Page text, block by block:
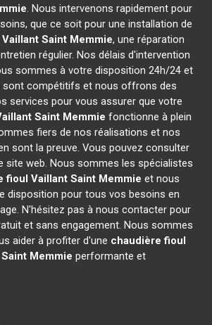
. Nous intervenons rapidement pour
que ce soit pour une installation de
Saint Memmie, une réparation
régulier. Nos délais d'intervention
sommes à votre disposition 24h/24 et
sont compétitifs et nous offrons des
services pour vous assurer que votre
Saint Memmie fonctionne à plein
fiers de nos réalisations et nos
sont la preuve. Vous pouvez consulter
site web. Nous sommes les spécialistes
fioul Vaillant Saint Memmie et nous
disposition pour tous vos besoins en
N'hésitez pas à nous contacter pour
et sans engagement. Nous sommes
aider à profiter d'une chaudière fioul
Saint Memmie performante et